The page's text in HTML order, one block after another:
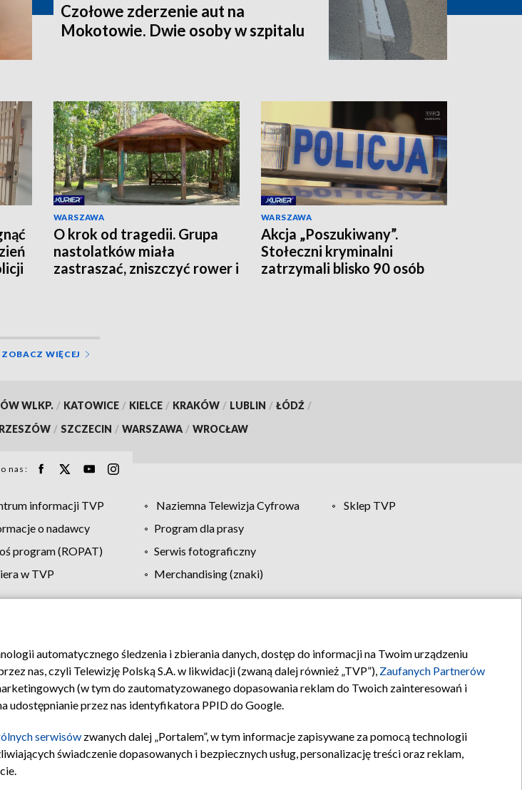
Czołowe zderzenie aut na
Mokotowie. Dwie osoby w szpitalu
WARSZAWA
O krok od tragedii. Grupa
nastolatków miała
zastraszać, zniszczyć rower i
WARSZAWA
Akcja „Poszukiwany”.
Stołeczni kryminalni
zatrzymali blisko 90 osób
ZOBACZ WIĘCEJ
WLKP. / KATOWICE / KIELCE / KRAKÓW / LUBLIN / ŁÓDŹ /
RZESZÓW / SZCZECIN / WARSZAWA / WROCŁAW
nas:
informacji TVP Naziemna Telewizja Cyfrowa
Sklep TVP
o nadawcy
Program dla prasy
program (ROPAT)
Serwis fotograficzny
w TVP
Merchandising (znaki)
Moje zgody Pomoc Biuro reklamy Kontakt
automatycznego śledzenia i zbierania danych, dostęp do informacji na Twoim urządzeniu
nas, czyli Telewizję Polską S.A. w likwidacji (zwaną dalej również „TVP”), Zaufanych Partnerów
(w tym do zautomatyzowanego dopasowania reklam do Twoich zainteresowań i
udostępnianie przez nas identyfikatora PPID do Google.
serwisów zwanych dalej „Portalem”, w tym informacje zapisywane za pomocą technologii
świadczenie dopasowanych i bezpiecznych usług, personalizację treści oraz reklam,